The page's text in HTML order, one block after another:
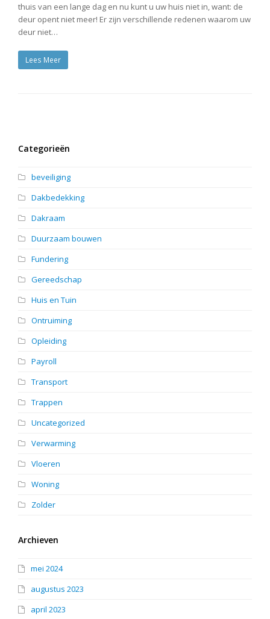
thuis van een lange dag en nu kunt u uw huis niet in, want: de
deur opent niet meer! Er zijn verschillende redenen waarom uw
deur niet…
Lees Meer
Categorieën
beveiliging
Dakbedekking
Dakraam
Duurzaam bouwen
Fundering
Gereedschap
Huis en Tuin
Ontruiming
Opleiding
Payroll
Transport
Trappen
Uncategorized
Verwarming
Vloeren
Woning
Zolder
Archieven
mei 2024
augustus 2023
april 2023